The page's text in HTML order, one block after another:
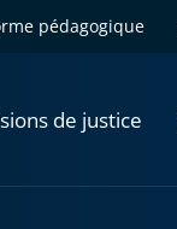
pédagogique
de justice